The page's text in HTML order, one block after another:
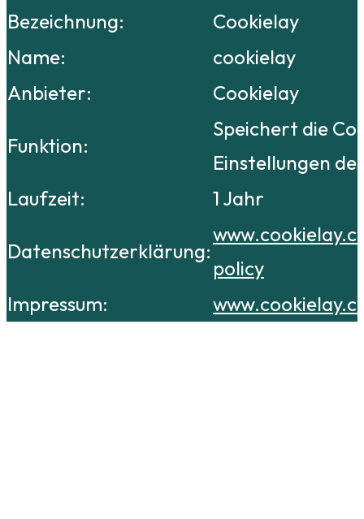
Bezeichnung:
Cookielay
Name:
cookielay
Anbieter:
Cookielay
Funktion:
Speichert die
Einstellungen
Laufzeit:
1 Jahr
Datenschutzerklärung:
policy
Impressum: